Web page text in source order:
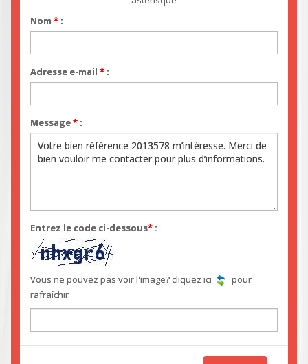
Nom* :
Adresse e-mail* :
Message* :
Entrez le code ci-dessous* :
Vous ne pouvez pas voir l'image? cliquez ici
pour
rafraîchir